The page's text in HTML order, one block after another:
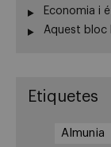
Economia i
Aquest bloc
Etiquetes
Almunia